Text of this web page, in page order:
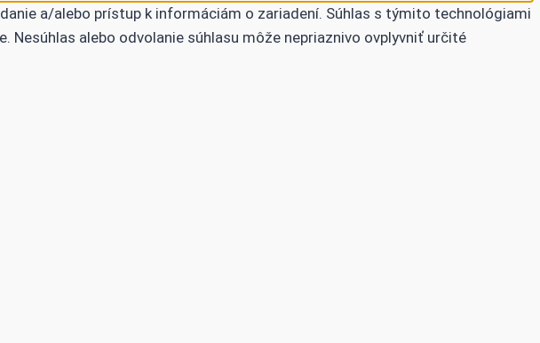
a/alebo prístup k informáciám o zariadení. Súhlas s týmito technológiami
Nesúhlas alebo odvolanie súhlasu môže nepriaznivo ovplyvniť určité